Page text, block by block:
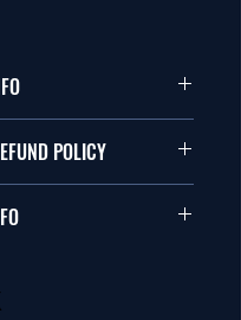
イズのラジオコント
in with 1/10 sizes of
POLICY
な欠陥がないかぎり
in goods.
外への出荷は入金確認